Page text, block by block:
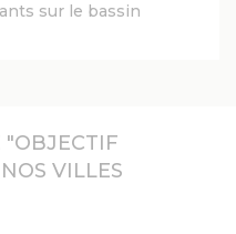
sur le bassin
"OBJECTIF
VILLES